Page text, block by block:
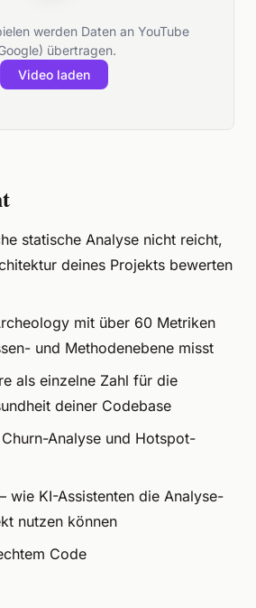
werden Daten an YouTube
übertragen.
Video laden
statische Analyse nicht reicht,
deines Projekts bewerten
mit über 60 Metriken
und Methodenebene misst
als einzelne Zahl für die
deiner Codebase
Analyse und Hotspot-
wie KI-Assistenten die Analyse-
nutzen können
Code